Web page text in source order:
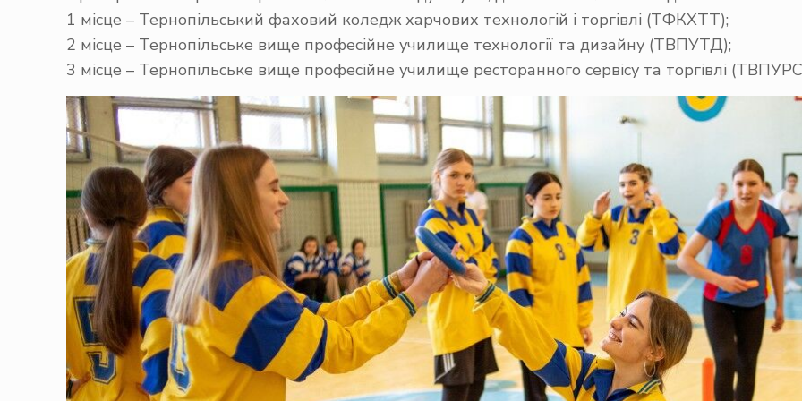
1 місце – Тернопільський фаховий коледж харчових технологій і торгівлі (ТФКХТТ);
2 місце – Тернопільське вище професійне училище технології та дизайну (ТВПУТД);
3 місце – Тернопільське вище професійне училище ресторанного сервісу та торгівлі